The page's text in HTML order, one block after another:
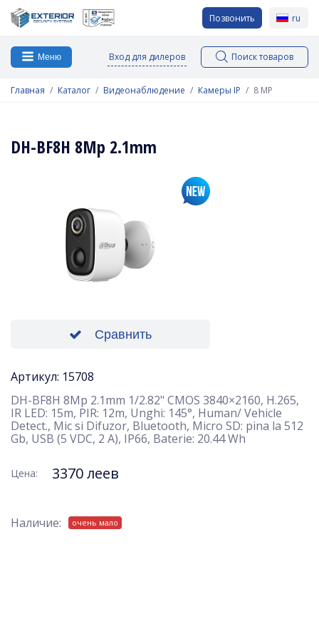
Позвонить ru
Меню Вход для дилеров Поиск товаров
Главная Каталог Видеонаблюдение Камеры IP 8 MP
DH-BF8H 8Mp 2.1mm
Сравнить
Артикул: 15708
DH-BF8H 8Mp 2.1mm 1/2.82" CMOS 3840×2160, H.265,
IR LED: 15m, PIR: 12m, Unghi: 145°, Human/ Vehicle
Detect., Mic si Difuzor, Bluetooth, Micro SD: pina la 512
Gb, USB (5 VDC, 2 A), IP66, Baterie: 20.44 Wh
Цена: 3370 леев
Наличие: очень мало